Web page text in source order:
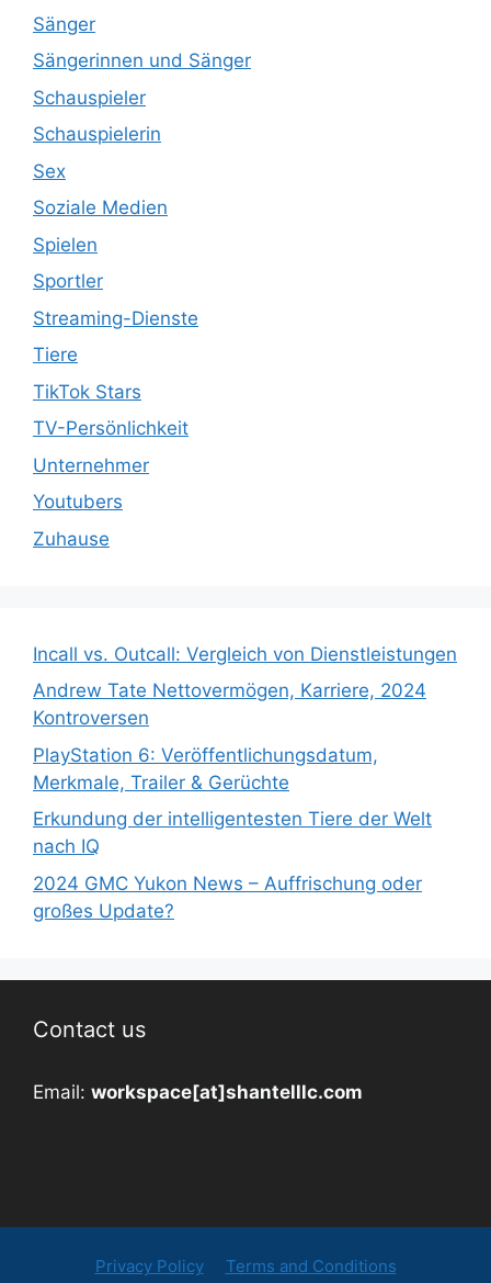
Sänger
Sängerinnen und Sänger
Schauspieler
Schauspielerin
Sex
Soziale Medien
Spielen
Sportler
Streaming-Dienste
Tiere
TikTok Stars
TV-Persönlichkeit
Unternehmer
Youtubers
Zuhause
Incall vs. Outcall: Vergleich von Dienstleistungen
Andrew Tate Nettovermögen, Karriere, 2024
Kontroversen
PlayStation 6: Veröffentlichungsdatum,
Merkmale, Trailer & Gerüchte
Erkundung der intelligentesten Tiere der Welt
nach IQ
2024 GMC Yukon News – Auffrischung oder
großes Update?
Contact us
Email: workspace[at]shantelllc.com
Privacy Policy Terms and Conditions